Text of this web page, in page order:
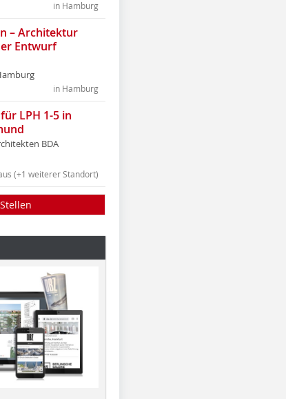
in Hamburg
– Architektur
Entwurf
in Hamburg
LPH 1-5 in
BDA
(+1 weiterer Standort)